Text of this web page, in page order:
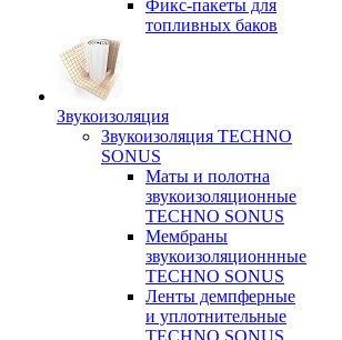
Фикс-пакеты для
топливных баков
Звукоизоляция
Звукоизоляция TECHNO
SONUS
Маты и полотна
звукоизоляционные
TECHNO SONUS
Мембраны
звукоизоляционнные
TECHNO SONUS
Ленты демпферные
и уплотнительные